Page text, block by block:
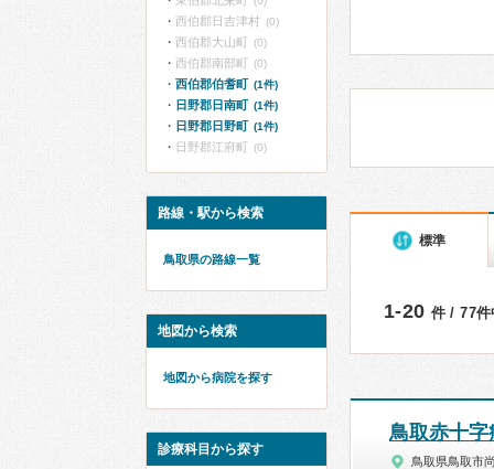
標準
1-20 件 / 77件
鳥取赤十字
鳥取県鳥取市
西伯郡日吉津村 (0)
西伯郡大山町 (0)
西伯郡南部町 (0)
西伯郡伯耆町 (1件)
日野郡日南町 (1件)
日野郡日野町 (1件)
日野郡江府町 (0)
路線・駅から検索
鳥取県の路線一覧
地図から検索
地図から病院を探す
診療科目から探す